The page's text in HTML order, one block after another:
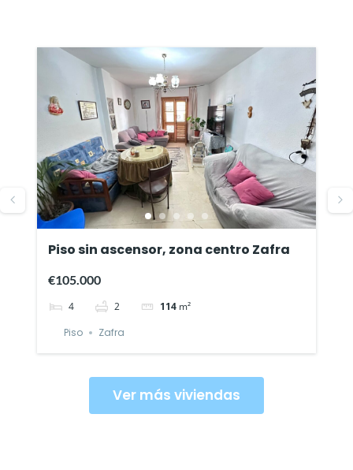
Piso sin ascensor, zona centro Zafra
€105.000
4 2 114 m²
Piso
Zafra
Ver más viviendas